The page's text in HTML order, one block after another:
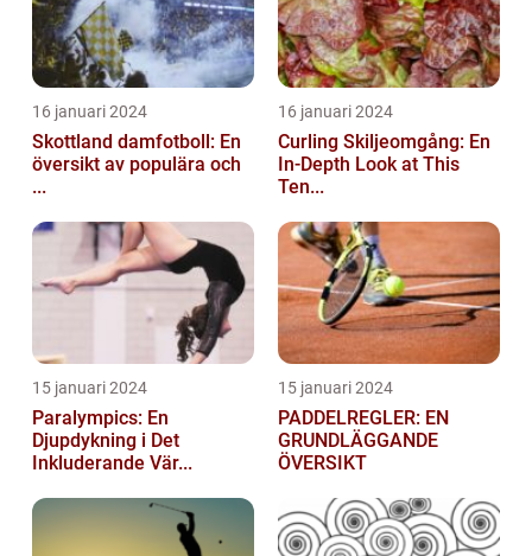
16 januari 2024
Skottland damfotboll: En
översikt av populära och
...
16 januari 2024
Curling Skiljeomgång: En
In-Depth Look at This
Ten...
15 januari 2024
Paralympics: En
Djupdykning i Det
Inkluderande Vär...
15 januari 2024
PADDELREGLER: EN
GRUNDLÄGGANDE
ÖVERSIKT